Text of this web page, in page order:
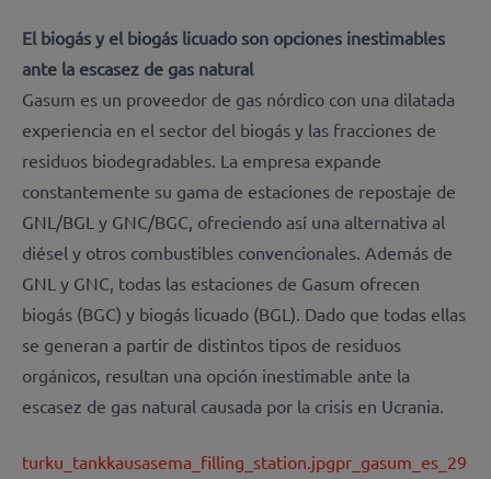
El biogás y el biogás licuado son opciones inestimables
ante la escasez de gas natural
Gasum es un proveedor de gas nórdico con una dilatada
experiencia en el sector del biogás y las fracciones de
residuos biodegradables. La empresa expande
constantemente su gama de estaciones de repostaje de
GNL/BGL y GNC/BGC, ofreciendo así una alternativa al
diésel y otros combustibles convencionales. Además de
GNL y GNC, todas las estaciones de Gasum ofrecen
biogás (BGC) y biogás licuado (BGL). Dado que todas ellas
se generan a partir de distintos tipos de residuos
orgánicos, resultan una opción inestimable ante la
escasez de gas natural causada por la crisis en Ucrania.
turku_tankkausasema_filling_station.jpgpr_gasum_es_29